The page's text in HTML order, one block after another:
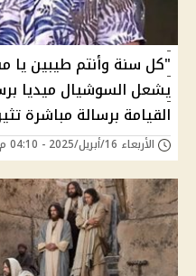
"كل سنة وأنتم طيبين
يشعل السوشيال ميديا
القيامة برسالة مباشرة
الأربعاء 16/أبريل/2025 - 04:10 م